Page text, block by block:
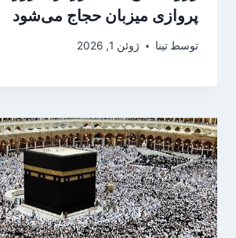
پروازی میزبان حجاج می‌شود
توسط تینا ژوئن 1, 2026